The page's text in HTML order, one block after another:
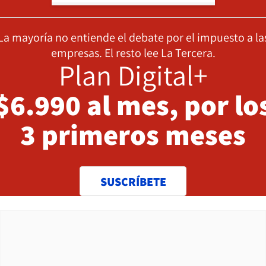
mayoría no entiende el debate por el impuesto a
empresas. El resto lee La Tercera.
Plan Digital+
al mes, por
3 primeros meses
SUSCRÍBETE